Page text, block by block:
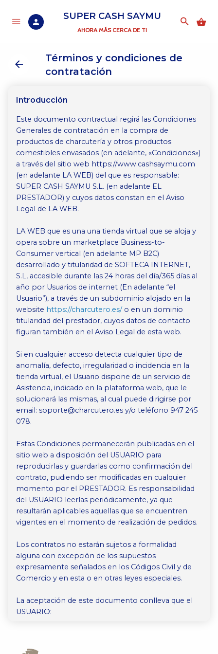
SUPER CASH SAYMU
AHORA MÁS CERCA DE TI
Términos y condiciones de
contratación
Introducción
Este documento contractual regirá las Condiciones
Generales de contratación en la compra de
productos de charcutería y otros productos
comestibles envasados (en adelante, «Condiciones»)
a través del sitio web https://www.cashsaymu.com
(en adelante LA WEB) del que es responsable:
SUPER CASH SAYMU S.L. (en adelante EL
PRESTADOR) y cuyos datos constan en el Aviso
Legal de LA WEB.
LA WEB que es una una tienda virtual que se aloja y
opera sobre un marketplace Business-to-
Consumer vertical (en adelante MP B2C)
desarrollado y titularidad de SOFTECA INTERNET,
S.L, accesible durante las 24 horas del día/365 días al
año por Usuarios de internet (En adelante “el
Usuario”), a través de un subdominio alojado en la
website https://charcutero.es/o en un dominio
titularidad del prestador, cuyos datos de contacto
figuran también en el Aviso Legal de esta web.
Si en cualquier acceso detecta cualquier tipo de
anomalía, defecto, irregularidad o incidencia en la
tienda virtual, el Usuario dispone de un servicio de
Asistencia, indicado en la plataforma web, que le
solucionará las mismas, al cual puede dirigirse por
email:
charcutero
soporte
y/o teléfono 947 245
078.
Estas Condiciones permanecerán publicadas en el
sitio web a disposición del USUARIO para
reproducirlas y guardarlas como confirmación del
contrato, pudiendo ser modificadas en cualquier
momento por el PRESTADOR. Es responsabilidad
del USUARIO leerlas periódicamente, ya que
resultarán aplicables aquellas que se encuentren
vigentes en el momento de realización de pedidos.
Los contratos no estarán sujetos a formalidad
alguna con excepción de los supuestos
expresamente señalados en los Códigos Civil y de
Comercio y en esta o en otras leyes especiales.
La aceptación de este documento conlleva que el
USUARIO: